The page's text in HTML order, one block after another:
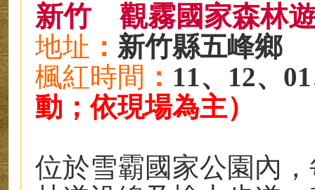
新竹 觀霧國家森林
地址 ： 新竹縣五峰鄉
楓紅時間 ： 11、12、
動；依現場為主）
位於雪霸國家公園內